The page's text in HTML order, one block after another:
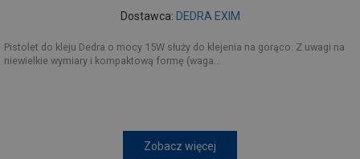
Dostawca: DEDRA EXIM
Pistolet do kleju Dedra o mocy 15W służy do klejenia na gorąco. Z uwagi na
niewielkie wymiary i kompaktową formę (waga...
Zobacz więcej